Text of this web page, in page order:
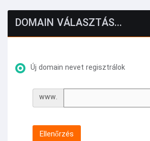
DOMAIN VÁLASZTÁS...
Új domain nevet regisztrálok
www.
Ellenőrzés